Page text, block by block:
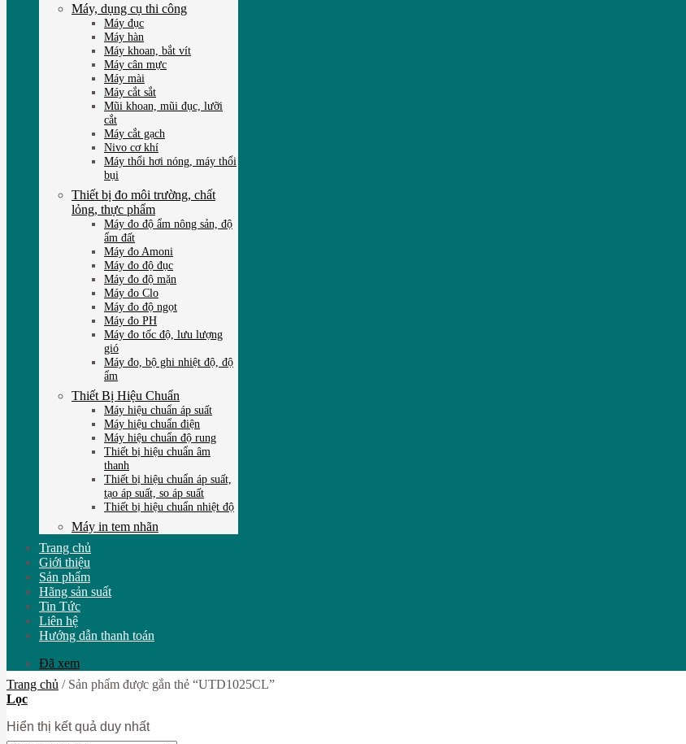
Máy, dụng cụ thi công
Máy đục
Máy hàn
Máy khoan, bắt vít
Máy cân mực
Máy mài
Máy cắt sắt
Mũi khoan, mũi đục, lưỡi
cắt
Máy cắt gạch
Nivo cơ khí
Máy thổi hơi nóng, máy thổi
bụi
Thiết bị đo môi trường, chất
lỏng, thực phẩm
Máy đo độ ẩm nông sản, độ
ẩm đất
Máy đo Amoni
Máy đo độ đục
Máy đo độ mặn
Máy đo Clo
Máy đo độ ngọt
Máy đo PH
Máy đo tốc độ, lưu lượng
gió
Máy đo, bộ ghi nhiệt độ, độ
ẩm
Thiết Bị Hiệu Chuẩn
Máy hiệu chuẩn áp suất
Máy hiệu chuẩn điện
Máy hiệu chuẩn độ rung
Thiết bị hiệu chuẩn âm
thanh
Thiết bị hiệu chuẩn áp suất,
tạo áp suất, so áp suất
Thiết bị hiệu chuẩn nhiệt độ
Máy in tem nhãn
Trang chủ
Giới thiệu
Sản phẩm
Hãng sản suất
Tin Tức
Liên hệ
Hướng dẫn thanh toán
Đã xem
Trang chủ /Sản phẩm được gắn thẻ “UTD1025CL”
Lọc
Hiển thị kết quả duy nhất